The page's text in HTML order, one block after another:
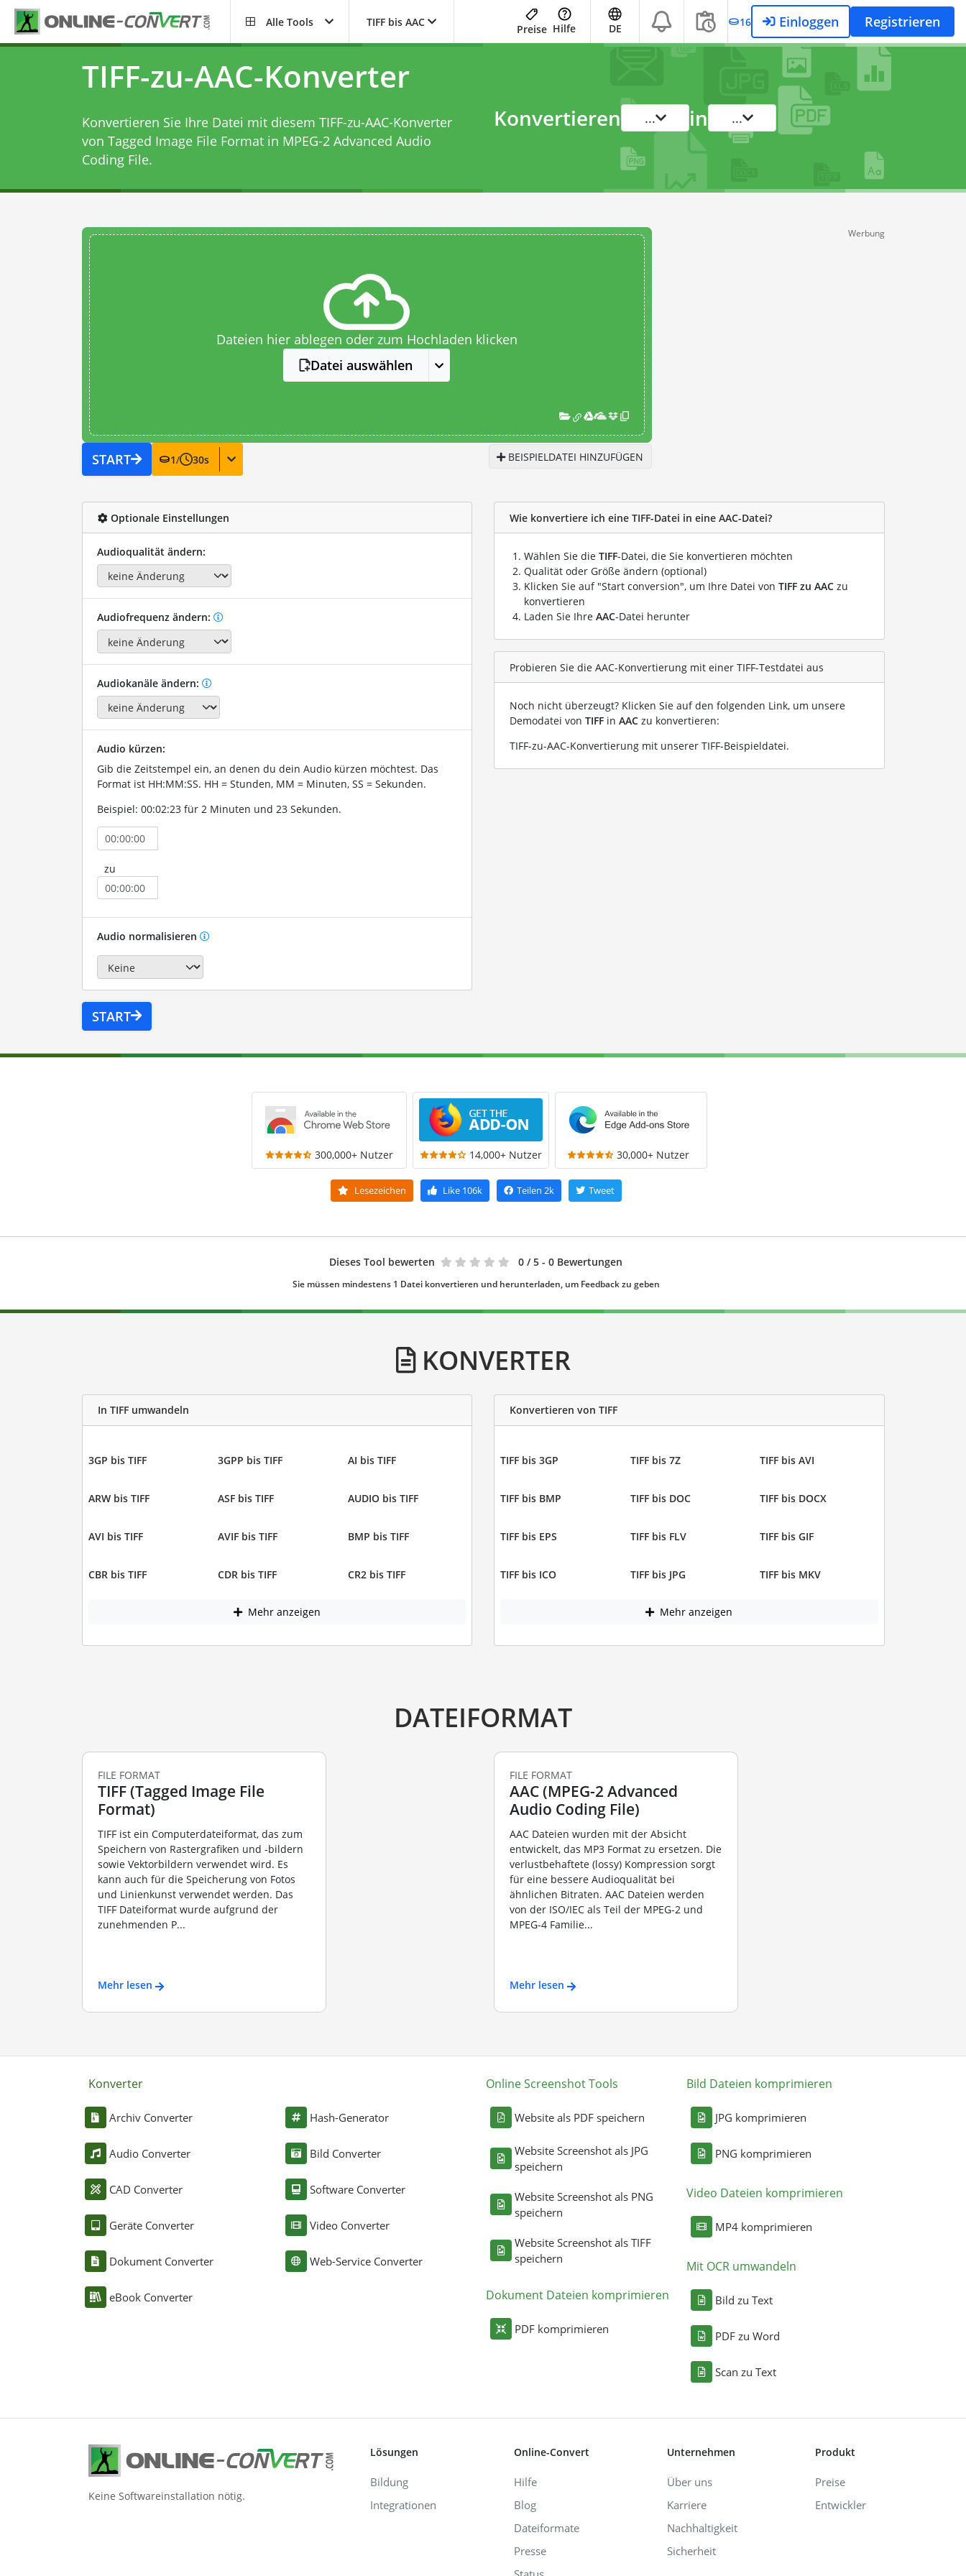
Alle Tools TIFF bis AAC
Preise Hilfe DE 16 Einloggen Registrieren
TIFF-zu-AAC-Konverter
Konvertieren Sie Ihre Datei mit diesem TIFF-zu-AAC-Konverter
von Tagged Image File Format in MPEG-2 Advanced Audio
Coding File.
Konvertieren ... in ...
Dateien hier ablegen oder zum Hochladen klicken
Datei auswählen
START 1/ 30s BEISPIELDATEI HINZUFÜGEN
Werbung
Optionale Einstellungen
Audioqualität ändern:
Audiofrequenz ändern:
Audiokanäle ändern:
Audio kürzen:
Gib die Zeitstempel ein, an denen du dein Audio kürzen möchtest. Das
Format ist HH:MM:SS. HH = Stunden, MM = Minuten, SS = Sekunden.
Beispiel: 00:02:23 für 2 Minuten und 23 Sekunden.
zu
Audio normalisieren
START
Wie konvertiere ich eine TIFF-Datei in eine AAC-Datei?
Wählen Sie die TIFF-Datei, die Sie konvertieren möchten
Qualität oder Größe ändern (optional)
Klicken Sie auf "Start conversion", um Ihre Datei von TIFF zu AAC zu
konvertieren
Laden Sie Ihre AAC-Datei herunter
Probieren Sie die AAC-Konvertierung mit einer TIFF-Testdatei aus
Noch nicht überzeugt? Klicken Sie auf den folgenden Link, um unsere
Demodatei von TIFF in AAC zu konvertieren:
TIFF-zu-AAC-Konvertierung mit unserer TIFF-Beispieldatei.
300,000+ Nutzer 14,000+ Nutzer 30,000+ Nutzer
Lesezeichen Like106k Teilen 2k Tweet
Dieses Tool bewerten 0 / 5 - 0 Bewertungen
Sie müssen mindestens 1 Datei konvertieren und herunterladen, um Feedback zu geben
KONVERTER
In TIFF umwandeln
3GP bis TIFF 3GPP bis TIFF AI bis TIFF
ARW bis TIFF ASF bis TIFF AUDIO bis TIFF
AVI bis TIFF AVIF bis TIFF BMP bis TIFF
CBR bis TIFF CDR bis TIFF CR2 bis TIFF
Mehr anzeigen
Konvertieren von TIFF
TIFF bis 3GP TIFF bis 7Z TIFF bis AVI
TIFF bis BMP TIFF bis DOC TIFF bis DOCX
TIFF bis EPS TIFF bis FLV TIFF bis GIF
TIFF bis ICO TIFF bis JPG TIFF bis MKV
Mehr anzeigen
DATEIFORMAT
FILE FORMAT
TIFF (Tagged Image File
Format)
TIFF ist ein Computerdateiformat, das zum
Speichern von Rastergrafiken und -bildern
sowie Vektorbildern verwendet wird. Es
kann auch für die Speicherung von Fotos
und Linienkunst verwendet werden. Das
TIFF Dateiformat wurde aufgrund der
zunehmenden P...
Mehr lesen
FILE FORMAT
AAC (MPEG-2 Advanced
Audio Coding File)
AAC Dateien wurden mit der Absicht
entwickelt, das MP3 Format zu ersetzen. Die
verlustbehaftete (lossy) Kompression sorgt
für eine bessere Audioqualität bei
ähnlichen Bitraten. AAC Dateien werden
von der ISO/IEC als Teil der MPEG-2 und
MPEG-4 Familie...
Mehr lesen
Konverter
Archiv Converter
Audio Converter
CAD Converter
Geräte Converter
Dokument Converter
eBook Converter
Hash-Generator
Bild Converter
Software Converter
Video Converter
Web-Service Converter
Online Screenshot Tools
Website als PDF speichern
Website Screenshot als JPG
speichern
Website Screenshot als PNG
speichern
Website Screenshot als TIFF
speichern
Dokument Dateien komprimieren
PDF komprimieren
Bild Dateien komprimieren
JPG komprimieren
PNG komprimieren
Video Dateien komprimieren
MP4 komprimieren
Mit OCR umwandeln
Bild zu Text
PDF zu Word
Scan zu Text
Keine Softwareinstallation nötig.
Lösungen
Bildung
Integrationen
Online-Convert
Hilfe
Blog
Dateiformate
Presse
Unternehmen
Über uns
Karriere
Nachhaltigkeit
Sicherheit
Produkt
Preise
Entwickler